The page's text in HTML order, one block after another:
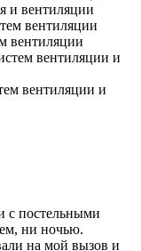
и вентиляции
вентиляции
вентиляции и
с постельными
ни ночью.
на мой вызов и